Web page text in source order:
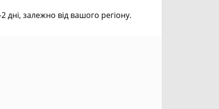
залежно від вашого регіону.